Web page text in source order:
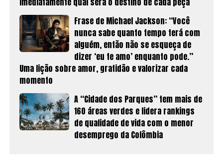
Frase de Michael Jackson: “Você
nunca sabe quanto tempo terá com
alguém, então não se esqueça de
dizer ‘eu te amo’ enquanto pode.”
Uma lição sobre amor, gratidão e valorizar cada
momento
A “Cidade dos Parques” tem mais de
160 áreas verdes e lidera rankings
de qualidade de vida com o menor
desemprego da Colômbia